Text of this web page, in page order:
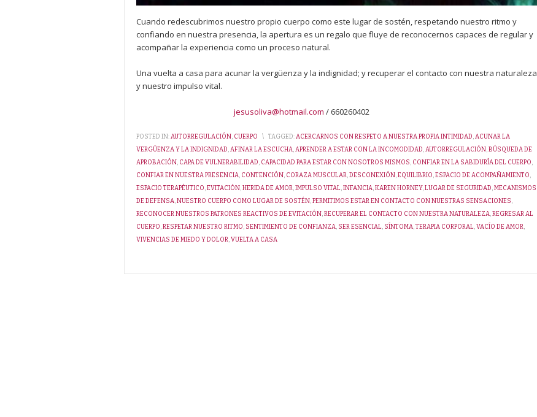
Cuando redescubrimos nuestro propio cuerpo como este lugar de sostén, respetando nuestro ritmo y
confiando en nuestra presencia, la apertura es un regalo que fluye de reconocernos capaces de regular y
acompañar la experiencia como un proceso natural.
Una vuelta a casa para acunar la vergüenza y la indignidad; y recuperar el contacto con nuestra naturaleza
y nuestro impulso vital.
jesusoliva@hotmail.com / 660260402
POSTED IN:AUTORREGULACIÓN, CUERPO \ TAGGED:ACERCARNOS CON RESPETO A NUESTRA PROPIA INTIMIDAD,ACUNAR LA
VERGÜENZA Y LA INDIGNIDAD,AFINAR LA ESCUCHA,APRENDER A ESTAR CON LA INCOMODIDAD,AUTORREGULACIÓN,BÚSQUEDA DE
APROBACIÓN, CAPA DE VULNERABILIDAD, CAPACIDAD PARA ESTAR CON NOSOTROS MISMOS, CONFIAR EN LA SABIDURÍA DEL CUERPO,
CONFIAR EN NUESTRA PRESENCIA, CONTENCIÓN, CORAZA MUSCULAR,DESCONEXIÓN,EQUILIBRIO,ESPACIO DE ACOMPAÑAMIENTO,
ESPACIO TERAPÉUTICO,EVITACIÓN,HERIDA DE AMOR,IMPULSO VITAL,INFANCIA,KAREN HORNEY,LUGAR DE SEGURIDAD,MECANISMOS
DE DEFENSA,NUESTRO CUERPO COMO LUGAR DE SOSTÉN,PERMITIMOS ESTAR EN CONTACTO CON NUESTRAS SENSACIONES,
RECONOCER NUESTROS PATRONES REACTIVOS DE EVITACIÓN,RECUPERAR EL CONTACTO CON NUESTRA NATURALEZA,REGRESAR AL
CUERPO,RESPETAR NUESTRO RITMO, SENTIMIENTO DE CONFIANZA, SER ESENCIAL, SÍNTOMA,TERAPIA CORPORAL,VACÍO DE AMOR,
VIVENCIAS DE MIEDO Y DOLOR,VUELTA A CASA